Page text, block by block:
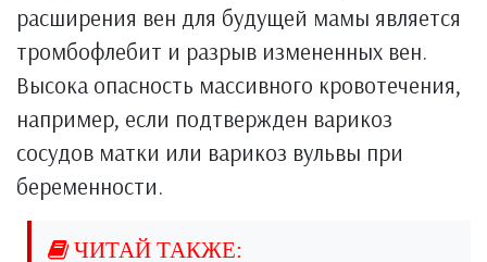
расширения вен для будущей мамы является
тромбофлебит и разрыв измененных вен.
Высока опасность массивного кровотечения,
например, если подтвержден варикоз
сосудов матки или варикоз вульвы при
беременности.